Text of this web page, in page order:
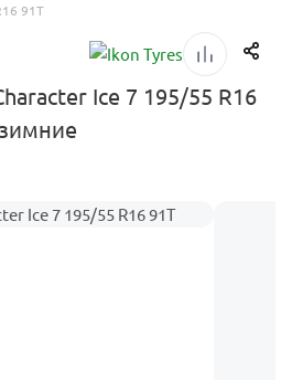
91T
Ice 7 195/55 R16